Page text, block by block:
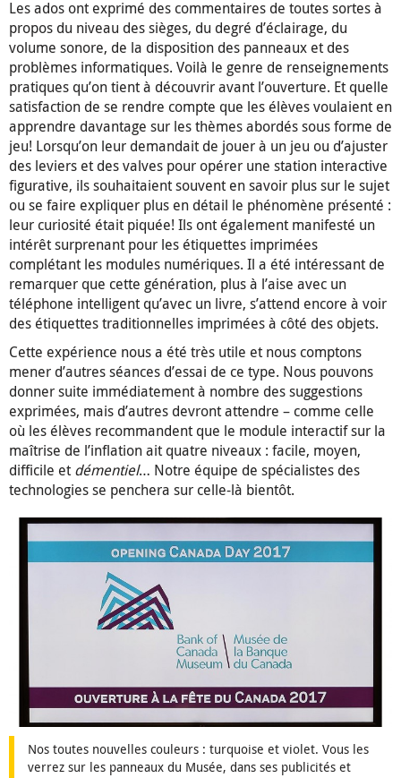
Les ados ont exprimé des commentaires de toutes sortes à
propos du niveau des sièges, du degré d’éclairage, du
volume sonore, de la disposition des panneaux et des
problèmes informatiques. Voilà le genre de renseignements
pratiques qu’on tient à découvrir avant l’ouverture. Et quelle
satisfaction de se rendre compte que les élèves voulaient en
apprendre davantage sur les thèmes abordés sous forme de
jeu! Lorsqu’on leur demandait de jouer à un jeu ou d’ajuster
des leviers et des valves pour opérer une station interactive
figurative, ils souhaitaient souvent en savoir plus sur le sujet
ou se faire expliquer plus en détail le phénomène présenté :
leur curiosité était piquée! Ils ont également manifesté un
intérêt surprenant pour les étiquettes imprimées
complétant les modules numériques. Il a été intéressant de
remarquer que cette génération, plus à l’aise avec un
téléphone intelligent qu’avec un livre, s’attend encore à voir
des étiquettes traditionnelles imprimées à côté des objets.
Cette expérience nous a été très utile et nous comptons
mener d’autres séances d’essai de ce type. Nous pouvons
donner suite immédiatement à nombre des suggestions
exprimées, mais d’autres devront attendre – comme celle
où les élèves recommandent que le module interactif sur la
maîtrise de l’inflation ait quatre niveaux : facile, moyen,
difficile et démentiel… Notre équipe de spécialistes des
technologies se penchera sur celle-là bientôt.
Nos toutes nouvelles couleurs : turquoise et violet. Vous les
verrez sur les panneaux du Musée, dans ses publicités et